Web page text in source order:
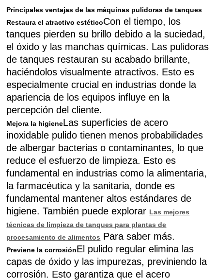
Principales ventajas de las máquinas pulidoras de tanques
Restaura el atractivo estéticoCon el tiempo, los
tanques pierden su brillo debido a la suciedad,
el óxido y las manchas químicas. Las pulidoras
de tanques restauran su acabado brillante,
haciéndolos visualmente atractivos. Esto es
especialmente crucial en industrias donde la
apariencia de los equipos influye en la
percepción del cliente.
Mejora la higieneLas superficies de acero
inoxidable pulido tienen menos probabilidades
de albergar bacterias o contaminantes, lo que
reduce el esfuerzo de limpieza. Esto es
fundamental en industrias como la alimentaria,
la farmacéutica y la sanitaria, donde es
fundamental mantener altos estándares de
higiene. También puede explorar Las mejores
técnicas de limpieza de tanques para plantas de
procesamiento de alimentos Para saber más.
Previene la corrosiónEl pulido regular elimina las
capas de óxido y las impurezas, previniendo la
corrosión. Esto garantiza que el acero